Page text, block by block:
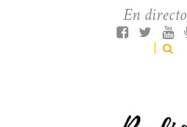
En directo